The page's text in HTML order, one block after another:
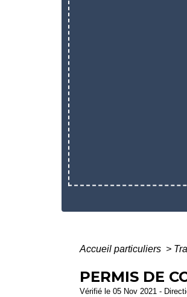
Accueil particuliers >
PERMIS DE
Vérifié le 05 Nov 2021 -